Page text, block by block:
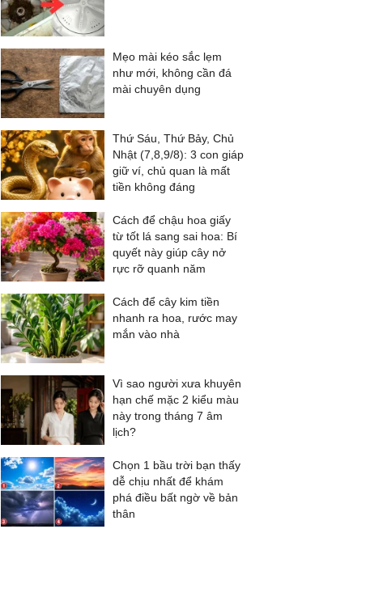
Mẹo mài kéo sắc lẹm
như mới, không cần đá
mài chuyên dụng
Thứ Sáu, Thứ Bảy, Chủ
Nhật (7,8,9/8): 3 con giáp
giữ ví, chủ quan là mất
tiền không đáng
Cách để chậu hoa giấy
từ tốt lá sang sai hoa: Bí
quyết này giúp cây nở
rực rỡ quanh năm
Cách để cây kim tiền
nhanh ra hoa, rước may
mắn vào nhà
Vì sao người xưa khuyên
hạn chế mặc 2 kiểu màu
này trong tháng 7 âm
lịch?
Chọn 1 bầu trời bạn thấy
dễ chịu nhất để khám
phá điều bất ngờ về bản
thân